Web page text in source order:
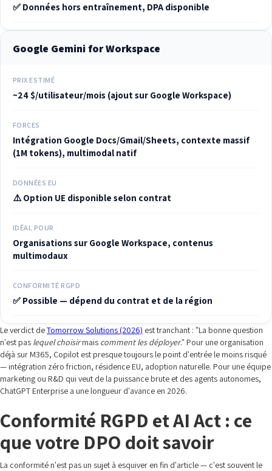
✅ Données hors entraînement, DPA disponible
Google Gemini for Workspace
PRIX ESTIMÉ
~24 $/utilisateur/mois (ajout sur Google Workspace)
FORCES
Intégration Google Docs/Gmail/Sheets, contexte massif
(1M tokens), multimodal natif
DONNÉES EU
⚠️ Option UE disponible selon contrat
IDÉAL POUR
Organisations sur Google Workspace, contenus
multimodaux
CONFORMITÉ RGPD
✅ Possible — dépend du contrat et de la région
Le verdict deTomorrow Solutions (2026) est tranchant : "La bonne question
n'est pas lequel choisirmais comment les déployer." Pour une organisation
déjà sur M365, Copilot est presque toujours le point d'entrée le moins risqué
— intégration zéro friction, résidence EU, adoption naturelle. Pour une équipe
marketing ou R&D qui veut de la puissance brute et des agents autonomes,
ChatGPT Enterprise a une longueur d'avance en 2026.
Conformité RGPD et AI Act : ce
que votre DPO doit savoir
La conformité n'est pas un sujet à esquiver en fin d'article — c'est souvent le